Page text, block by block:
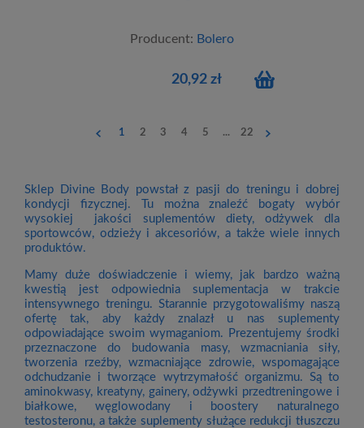
Producent: Bolero
20,92 zł
1 2 3 4 5 ... 22
Sklep Divine Body powstał z pasji do treningu i dobrej
kondycji fizycznej. Tu można znaleźć bogaty wybór
wysokiej jakości suplementów diety, odżywek dla
sportowców, odzieży i akcesoriów, a także wiele innych
produktów.
Mamy duże doświadczenie i wiemy, jak bardzo ważną
kwestią jest odpowiednia suplementacja w trakcie
intensywnego treningu. Starannie przygotowaliśmy naszą
ofertę tak, aby każdy znalazł u nas suplementy
odpowiadające swoim wymaganiom. Prezentujemy środki
przeznaczone do budowania masy, wzmacniania siły,
tworzenia rzeźby, wzmacniające zdrowie, wspomagające
odchudzanie i tworzące wytrzymałość organizmu. Są to
aminokwasy, kreatyny, gainery, odżywki przedtreningowe i
białkowe, węglowodany i boostery naturalnego
testosteronu, a także suplementy służące redukcji tłuszczu